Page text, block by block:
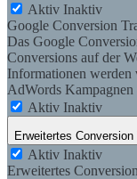
Aktiv Inaktiv
Google Conversion
Das Google
Conversions auf der
Informationen werden
AdWords Kampagnen
Aktiv Inaktiv
Erweitertes
Aktiv Inaktiv
Erweitertes